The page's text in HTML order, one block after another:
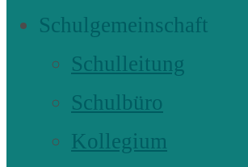
Schulgemeinschaft
Schulleitung
Schulbüro
Kollegium